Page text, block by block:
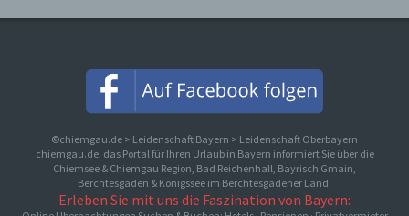
©chiemgau.de > Leidenschaft Bayern > Leidenschaft Oberbayern
chiemgau.de, das Portal für Ihren Urlaub in Bayern informiert Sie über die
Chiemsee & Chiemgau Region, Bad Reichenhall, Bayrisch Gmain,
Berchtesgaden & Königssee im Berchtesgadener Land.
Erleben Sie mit uns die Faszination von Bayern: